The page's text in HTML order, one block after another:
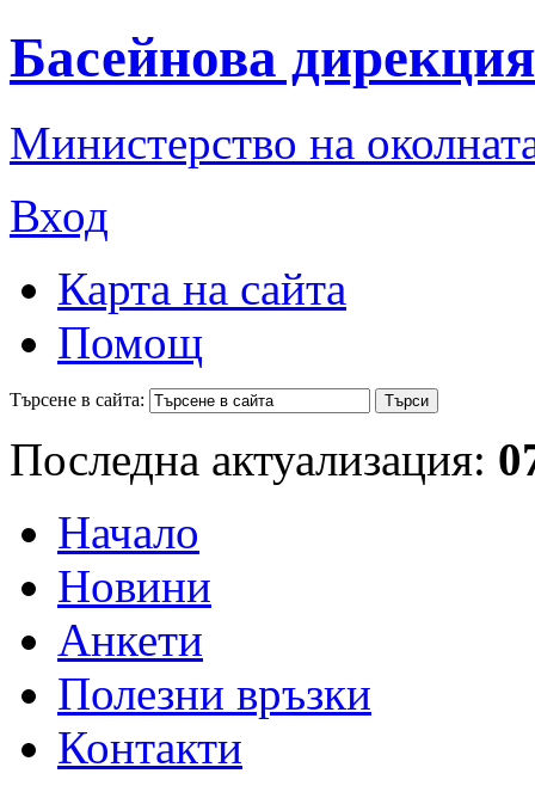
Басейнова
Министерство на
Вход
Карта на сайта
Помощ
Търсене в сайта:
Последна актуализация:
Начало
Новини
Анкети
Полезни връзки
Контакти